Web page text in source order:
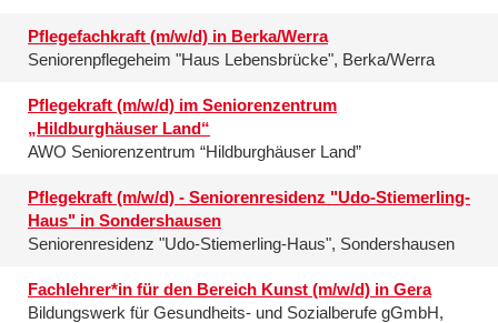
Pflegefachkraft (m/w/d) in Berka/Werra
Seniorenpflegeheim "Haus Lebensbrücke", Berka/Werra
Pflegekraft (m/w/d) im Seniorenzentrum
„Hildburghäuser Land“
AWO Seniorenzentrum “Hildburghäuser Land”
Pflegekraft (m/w/d) - Seniorenresidenz "Udo-Stiemerling-
Haus" in Sondershausen
Seniorenresidenz "Udo-Stiemerling-Haus", Sondershausen
Fachlehrer*in für den Bereich Kunst (m/w/d) in Gera
Bildungswerk für Gesundheits- und Sozialberufe gGmbH,